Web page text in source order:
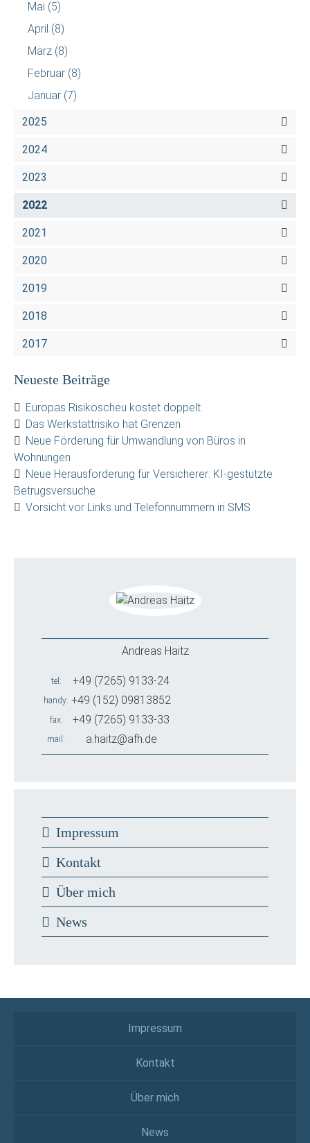
Mai (5)
April (8)
März (8)
Februar (8)
Januar (7)
2025
2024
2023
2022
2021
2020
2019
2018
2017
Neueste Beiträge
Europas Risikoscheu kostet doppelt
Das Werkstattrisiko hat Grenzen
Neue Förderung für Umwandlung von Büros in
Wohnungen
Neue Herausforderung für Versicherer: KI-gestützte
Betrugsversuche
Vorsicht vor Links und Telefonnummern in SMS
Andreas Haitz
tel +49 (7265) 9133-24
handy +49 (152) 09813852
fax +49 (7265) 9133-33
mail a.haitz@afh.de
Impressum
Kontakt
Über mich
News
Impressum
Kontakt
Über mich
News